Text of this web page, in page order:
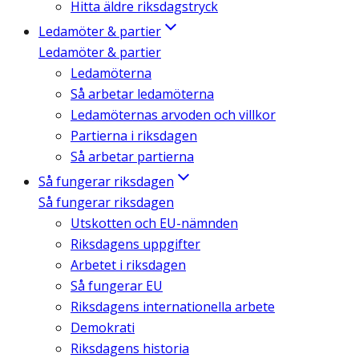
Hitta äldre riksdagstryck
Ledamöter & partier
Ledamöter & partier
Ledamöterna
Så arbetar ledamöterna
Ledamöternas arvoden och villkor
Partierna i riksdagen
Så arbetar partierna
Så fungerar riksdagen
Så fungerar riksdagen
Utskotten och EU-nämnden
Riksdagens uppgifter
Arbetet i riksdagen
Så fungerar EU
Riksdagens internationella arbete
Demokrati
Riksdagens historia